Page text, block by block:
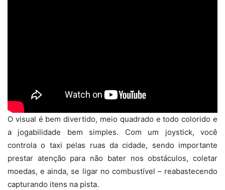
O visual é bem divertido, meio quadrado e todo colorido e
a jogabilidade bem simples. Com um joystick, você
controla o taxi pelas ruas da cidade, sendo importante
prestar atenção para não bater nos obstáculos, coletar
moedas, e ainda, se ligar no combustível – reabastecendo
capturando itens na pista.